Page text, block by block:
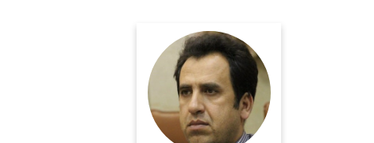
کارشناس مسائل بین الملل
و پژوهشگر مسائل کردی
اطلاعات بیشتر